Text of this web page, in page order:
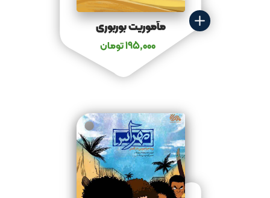
مأموریت بوربوری
195,000تومان